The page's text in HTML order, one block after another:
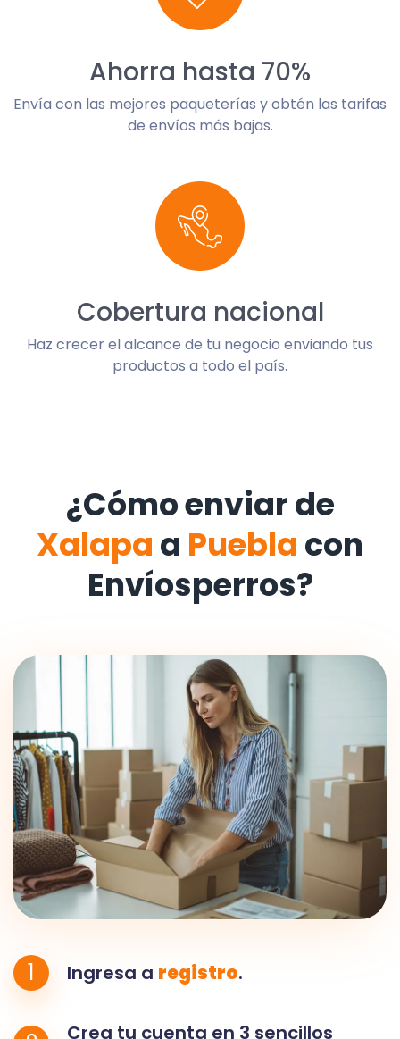
Ahorra hasta 70%
Envía con las mejores paqueterías y obtén las tarifas
de envíos más bajas.
Cobertura nacional
Haz crecer el alcance de tu negocio enviando tus
productos a todo el país.
¿Cómo enviar de
Xalapa a Puebla con
Envíosperros?
1 Ingresa a registro.
Crea tu cuenta en 3 sencillos